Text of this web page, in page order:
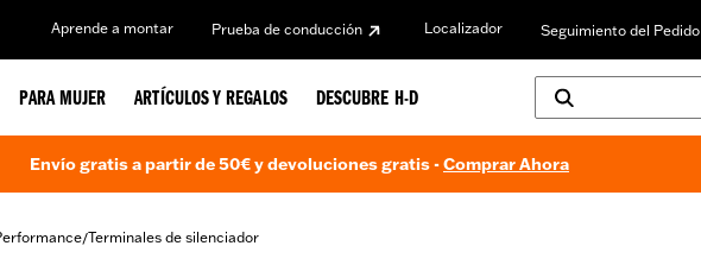
Aprende a montar Prueba de conducción Localizador Seguimiento del Pedido
PARA MUJER ARTÍCULOS Y REGALOS DESCUBRE H-D
Envío gratis a partir de 50€ y devoluciones gratis -Comprar Ahora
/Terminales de silenciador